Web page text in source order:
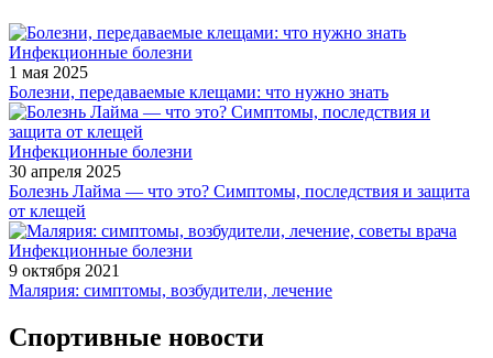
Инфекционные болезни
1 мая 2025
Болезни, передаваемые клещами: что нужно знать
Инфекционные болезни
30 апреля 2025
Болезнь Лайма — что это? Симптомы, последствия и защита
от клещей
Инфекционные болезни
9 октября 2021
Малярия: симптомы, возбудители, лечение
Спортивные новости